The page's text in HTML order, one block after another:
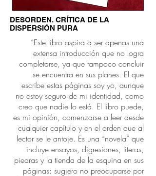
DESORDEN. CRÍTICA DE LA
DISPERSIÓN PURA
“Este libro aspira a ser apenas una
extensa introducción que no logra
completarse, ya que tampoco concluir
se encuentra en sus planes. El que
escribe estas páginas soy yo, aunque
no estoy seguro de mi identidad, como
creo que nadie lo está. El libro puede,
es mi opinión, comenzarse a leer desde
cualquier capítulo y en el orden que al
lector se le antoje. Es una “novela” que
incluye ensayos, digresiones, literas,
piedras y la tienda de la esquina en sus
páginas: sugiero no preocuparse por